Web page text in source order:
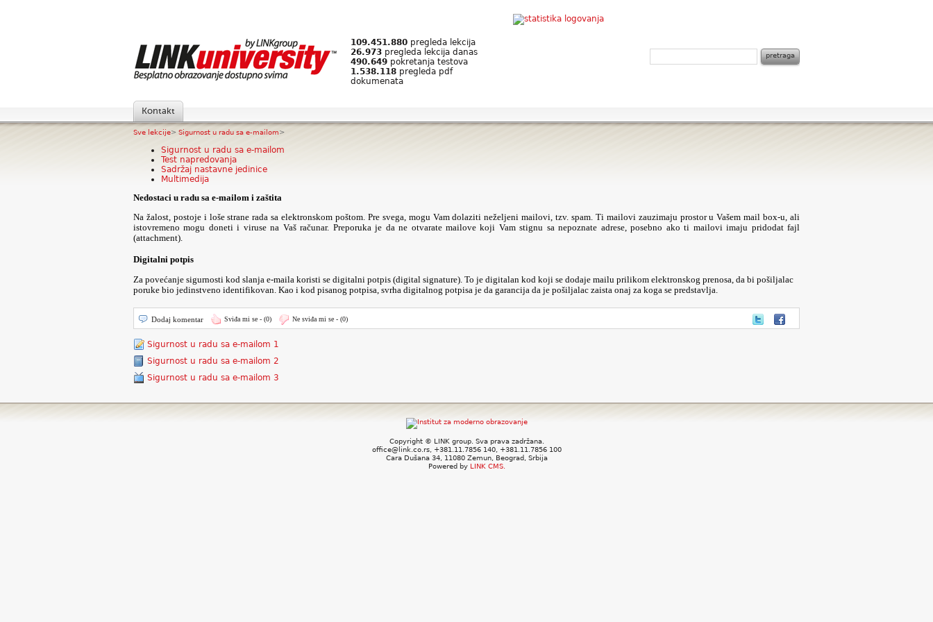
109.451.880 pregleda lekcija
26.973 pregleda lekcija danas
490.649 pokretanja testova
1.538.118 pregleda pdf
dokumenata
Kontakt
Sve lekcije> Sigurnost u radu sa e-mailom>
Sigurnost u radu sa e-mailom
Test napredovanja
Sadržaj nastavne jedinice
Multimedija
Nedostaci u radu sa e-mailom i zaštita
Na žalost, postoje i loše strane rada sa elektronskom poštom. Pre svega, mogu Vam dolaziti neželjeni mailovi, tzv. spam. Ti mailovi zauzimaju prostor u Vašem mail box-u, ali
istovremeno mogu doneti i viruse na Vaš računar. Preporuka je da ne otvarate mailove koji Vam stignu sa nepoznate adrese, posebno ako ti mailovi imaju pridodat fajl
(attachment).
Digitalni potpis
Za povećanje sigurnosti kod slanja e-maila koristi se digitalni potpis (digital signature). To je digitalan kod koji se dodaje mailu prilikom elektronskog prenosa, da bi pošiljalac
poruke bio jedinstveno identifikovan. Kao i kod pisanog potpisa, svrha digitalnog potpisa je da garancija da je pošiljalac zaista onaj za koga se predstavlja.
Dodaj komentar Sviđa mi se - (0) Ne sviđa mi se - (0)
Sigurnost u radu sa e-mailom 1
Sigurnost u radu sa e-mailom 2
Sigurnost u radu sa e-mailom 3
Copyright © LINK group. Sva prava zadržana.
office@link.co.rs, +381.11.7856 140, +381.11.7856 100
Cara Dušana 34, 11080 Zemun, Beograd, Srbija
Powered by LINK CMS.